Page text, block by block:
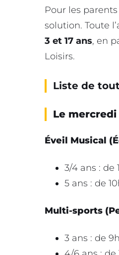
Pour les
solution. Toute
3 et 17 ans, en
Loisirs.
Liste de
Le mercredi
Éveil Musical
3/4 ans : de
5 ans : de
Multi-sports
3 ans : de